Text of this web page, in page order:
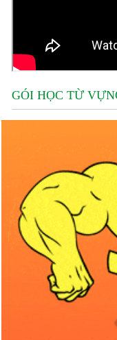
GÓI HỌC TỪ